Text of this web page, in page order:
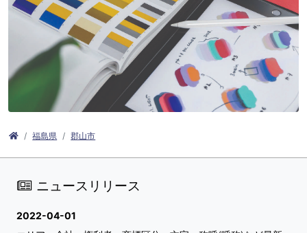
福島県 郡山市
ニュースリリース
2022-04-01